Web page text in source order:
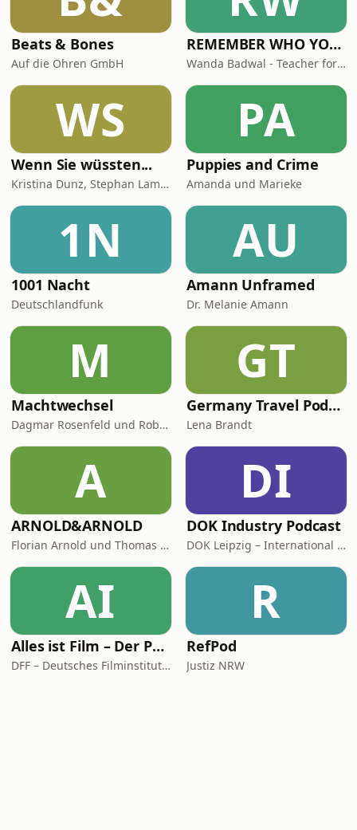
Beats & Bones
Auf die Ohren GmbH
REMEMBER WHO YOU ARE - Wanda Badwal
Wanda Badwal - Teacher for Yoga & Meditation, Author, Speaker
WS
Wenn Sie wüssten...
Kristina Dunz, Stephan Lamby und Eva Quadbeck
PA
Puppies and Crime
Amanda und Marieke
1N
1001 Nacht
Deutschlandfunk
AU
Amann Unframed
Dr. Melanie Amann
M
Machtwechsel
Dagmar Rosenfeld und Robin Alexander
GT
Germany Travel Podcast with Lena Brandt
Lena Brandt
A
ARNOLD&ARNOLD
Florian Arnold und Thomas Arnold
DI
DOK Industry Podcast
DOK Leipzig – International Leipzig Festival for Documentary and Animated Film
AI
Alles ist Film – Der Podcast des DFF
DFF – Deutsches Filminstitut & Filmmuseum
R
RefPod
Justiz NRW